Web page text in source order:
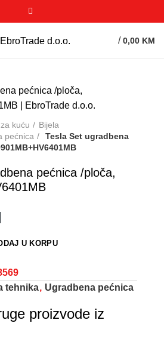
/ 0,00 KM
kuću
Bijela
pećnica
Tesla Set ugradbena
pećnica /ploča,
U KORPU
tehnika, Ugradbena pećnica
proizvode iz